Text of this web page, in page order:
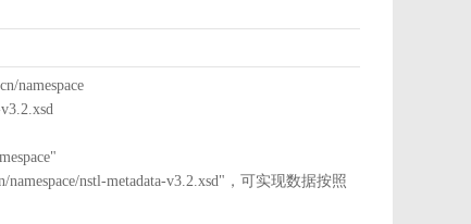
namespace
namespace/nstl-metadata-v3.2.xsd"，可实现数据按照